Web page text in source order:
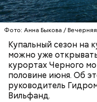
Фото: Анна Быкова /
Купальный сезон на
можно уже
курортах Черного
половине июня. Об
руководитель
Вильфанд.